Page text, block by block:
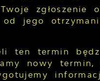
jego
ten termin
nowy termin,